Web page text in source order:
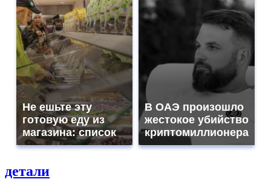
Не ешьте эту
готовую еду из
магазина: список
В ОАЭ произошло
жестокое убийство
криптомиллионера
детали